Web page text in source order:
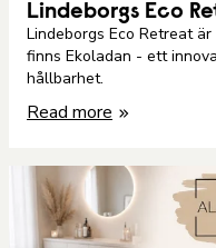
Lindeborgs Eco
Lindeborgs Eco Retreat
finns Ekoladan - ett
hållbarhet.
Read more